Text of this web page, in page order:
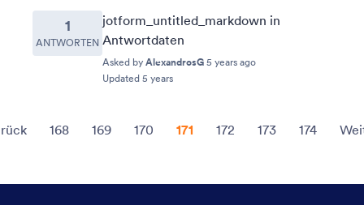
1
ANTWORTEN
jotform_untitled_markdown in
Antwortdaten
Asked by AlexandrosG 5 years ago
Updated 5 years
168 169 170 171 172 173 174